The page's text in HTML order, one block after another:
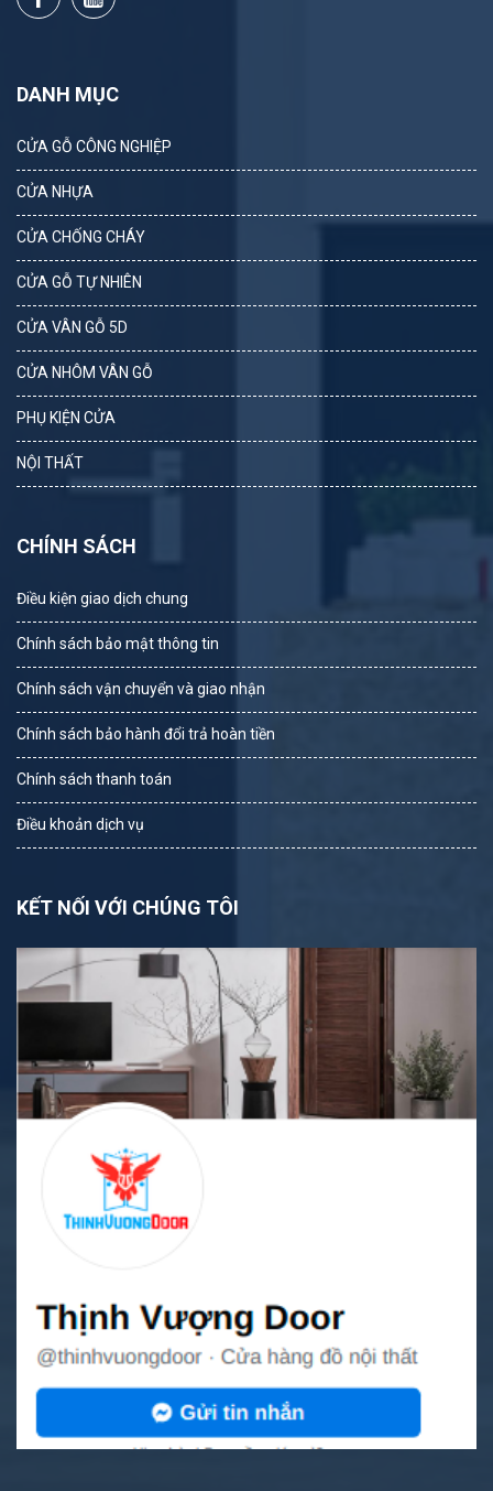
DANH MỤC
CỬA GỖ CÔNG NGHIỆP
CỬA NHỰA
CỬA CHỐNG CHÁY
CỬA GỖ TỰ NHIÊN
CỬA VÂN GỖ 5D
CỬA NHÔM VÂN GỖ
PHỤ KIỆN CỬA
NỘI THẤT
CHÍNH SÁCH
Điều kiện giao dịch chung
Chính sách bảo mật thông tin
Chính sách vận chuyển và giao nhận
Chính sách bảo hành đổi trả hoàn tiền
Chính sách thanh toán
Điều khoản dịch vụ
KẾT NỐI VỚI CHÚNG TÔI